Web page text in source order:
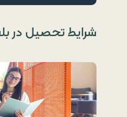
شرایط تحصیل در